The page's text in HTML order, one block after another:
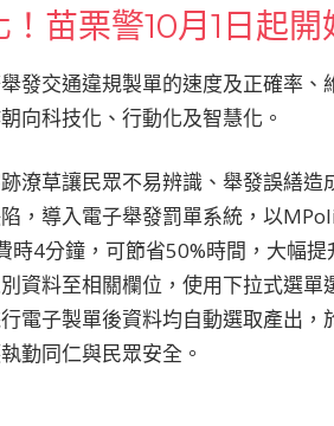
苗栗警10月1日起
發交通違規製單的速度及正確率
向科技化、行動化及智慧化。
潦草讓民眾不易辨識、舉發誤繕
，導入電子舉發罰單系統，以
時4分鐘，可節省50%時間，大幅
資料至相關欄位，使用下拉式選
電子製單後資料均自動選取產出
勤同仁與民眾安全。